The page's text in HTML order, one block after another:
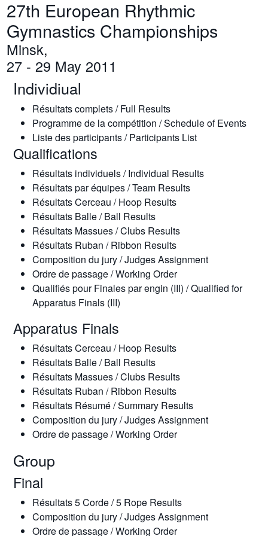
27th European Rhythmic
Gymnastics Championships
Minsk,
27 - 29 May 2011
Individiual
Résultats complets / Full Results
Programme de la compétition / Schedule of Events
Liste des participants / Participants List
Qualifications
Résultats individuels / Individual Results
Résultats par équipes / Team Results
Résultats Cerceau / Hoop Results
Résultats Balle / Ball Results
Résultats Massues / Clubs Results
Résultats Ruban / Ribbon Results
Composition du jury / Judges Assignment
Ordre de passage / Working Order
Qualifiés pour Finales par engin (III) / Qualified for
Apparatus Finals (III)
Apparatus Finals
Résultats Cerceau / Hoop Results
Résultats Balle / Ball Results
Résultats Massues / Clubs Results
Résultats Ruban / Ribbon Results
Résultats Résumé / Summary Results
Composition du jury / Judges Assignment
Ordre de passage / Working Order
Group
Final
Résultats 5 Corde / 5 Rope Results
Composition du jury / Judges Assignment
Ordre de passage / Working Order